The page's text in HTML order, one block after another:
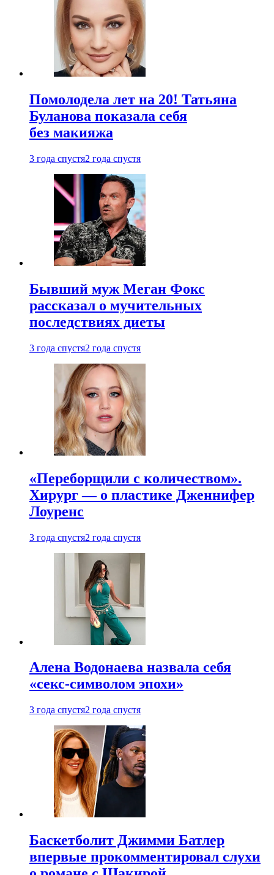
Помолодела лет на 20! Татьяна
Буланова показала себя
без макияжа
3 года спустя2 года спустя
Бывший муж Меган Фокс
рассказал о мучительных
последствиях диеты
3 года спустя2 года спустя
«Переборщили с количеством».
Хирург — о пластике Дженнифер
Лоуренс
3 года спустя2 года спустя
Алена Водонаева назвала себя
«секс-символом эпохи»
3 года спустя2 года спустя
Баскетболит Джимми Батлер
впервые прокомментировал слухи